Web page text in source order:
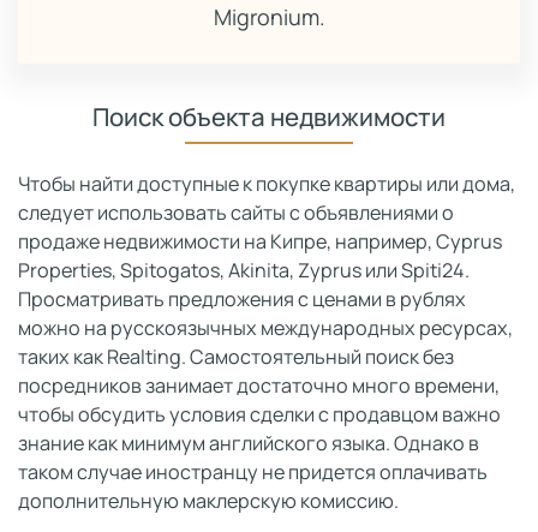
Migronium.
Поиск объекта недвижимости
Чтобы найти доступные к покупке квартиры или дома,
следует использовать сайты с объявлениями о
продаже недвижимости на Кипре, например, Cyprus
Properties, Spitogatos, Akinita, Zyprus или Spiti24.
Просматривать предложения с ценами в рублях
можно на русскоязычных международных ресурсах,
таких как Realting. Самостоятельный поиск без
посредников занимает достаточно много времени,
чтобы обсудить условия сделки с продавцом важно
знание как минимум английского языка. Однако в
таком случае иностранцу не придется оплачивать
дополнительную маклерскую комиссию.